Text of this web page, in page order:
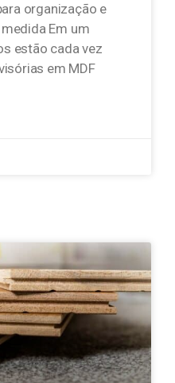
organização e
Em um
estão cada vez
em MDF